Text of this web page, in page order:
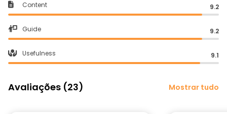
Content 9.2
Guide 9.2
Usefulness 9.1
Avaliações (23) Mostrar tudo